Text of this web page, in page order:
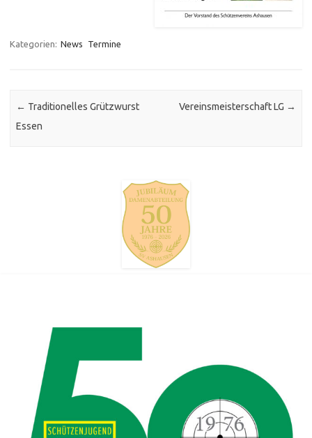
Kategorien: News Termine
Post navigation
← Traditionelles Grützwurst
Essen
Vereinsmeisterschaft LG →